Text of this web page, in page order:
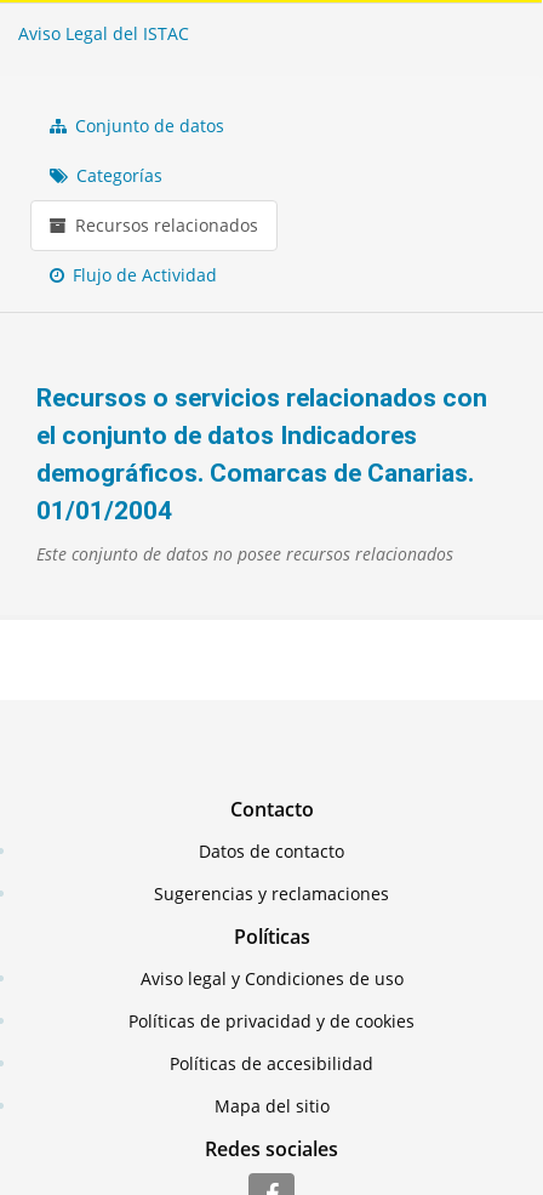
Aviso Legal del ISTAC
Conjunto de datos
Categorías
Recursos relacionados
Flujo de Actividad
Recursos o servicios relacionados con
el conjunto de datos Indicadores
demográficos. Comarcas de Canarias.
01/01/2004
Este conjunto de datos no posee recursos relacionados
Contacto
Datos de contacto
Sugerencias y reclamaciones
Políticas
Aviso legal y Condiciones de uso
Políticas de privacidad y de cookies
Políticas de accesibilidad
Mapa del sitio
Redes sociales